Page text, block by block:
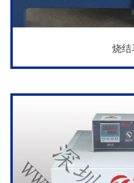
烧结